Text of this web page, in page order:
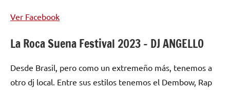
Ver Facebook
La Roca Suena Festival 2023 – DJ ANGELLO
Desde Brasil, pero como un extremeño más, tenemos a
otro dj local. Entre sus estilos tenemos el Dembow, Rap